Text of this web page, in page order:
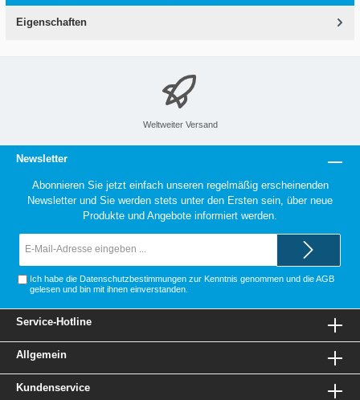
Eigenschaften
Weltweiter Versand
Newsletter
Abonnieren Sie jetzt einfach unseren regelmäßig erscheinenden
Newsletter und Sie werden stets unter den Ersten sein, über neue
Produkte und Angebote informiert werden.
Ich habe die Datenschutzbestimmungen zur Kenntnis genommen und dieAGB
gelesen und bin mit ihnen einverstanden.
Service-Hotline
Allgemein
Kundenservice